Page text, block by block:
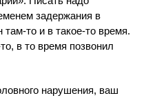
задержания в
то и в такое-то время.
в то время позвонил
нарушения, ваш